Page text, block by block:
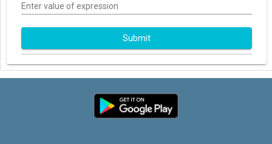
Enter value of expression
Submit